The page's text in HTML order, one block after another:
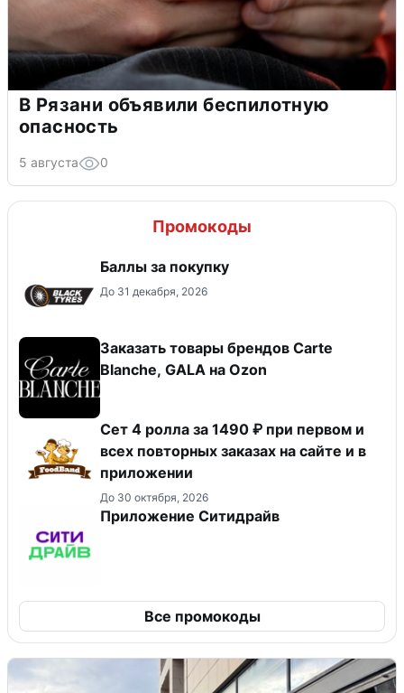
В Рязани объявили беспилотную
опасность
5 августа 0
Промокоды
Баллы за покупку
До 31 декабря, 2026
Заказать товары брендов Carte
Blanche, GALA на Ozon
Сет 4 ролла за 1490 ₽ при первом и
всех повторных заказах на сайте и в
приложении
До 30 октября, 2026
Приложение Ситидрайв
Все промокоды